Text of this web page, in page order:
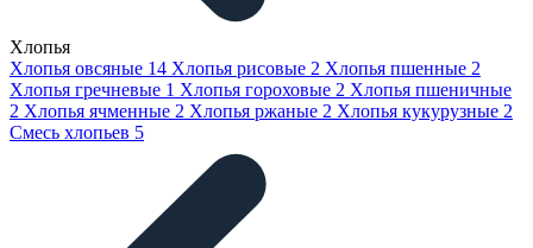
Хлопья
Хлопья овсяные 14 Хлопья рисовые 2 Хлопья пшенные 2
Хлопья гречневые 1 Хлопья гороховые 2 Хлопья пшеничные
2 Хлопья ячменные 2 Хлопья ржаные 2 Хлопья кукурузные 2
Смесь хлопьев 5